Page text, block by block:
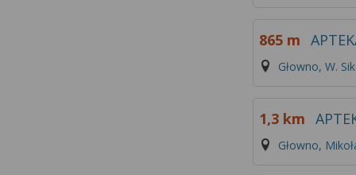
865 m
Głowno, W.
1,3 km
Głowno,